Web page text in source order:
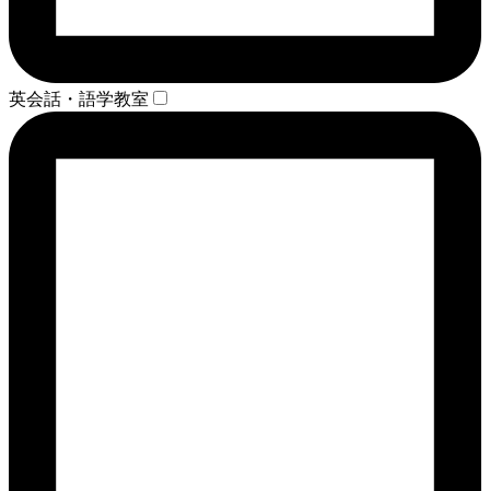
英会話・語学教室